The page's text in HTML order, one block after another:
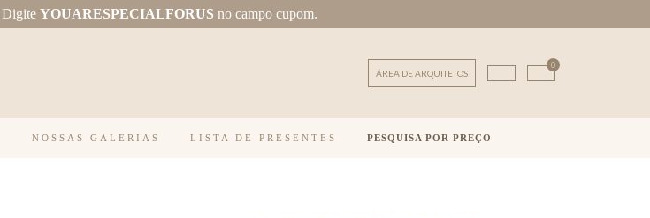
Digite YOUARESPECIALFORUS no campo cupom.
ÁREA DE ARQUITETOS
0
NOSSAS GALERIAS LISTA DE PRESENTES PESQUISA POR PREÇO